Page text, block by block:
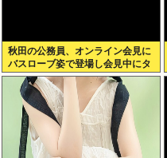
秋田の公務員、オンライン会見に
バスローブ姿で登場し会見中にタ
バコを吸う←あのさあ！